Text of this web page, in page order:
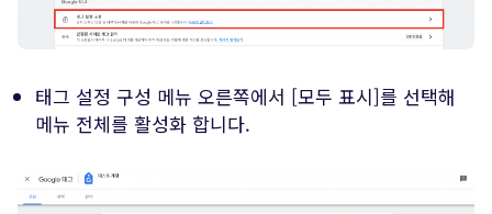
태그 설정 구성 메뉴 오른쪽에서 [모두 표시]를 선택해
메뉴 전체를 활성화 합니다.